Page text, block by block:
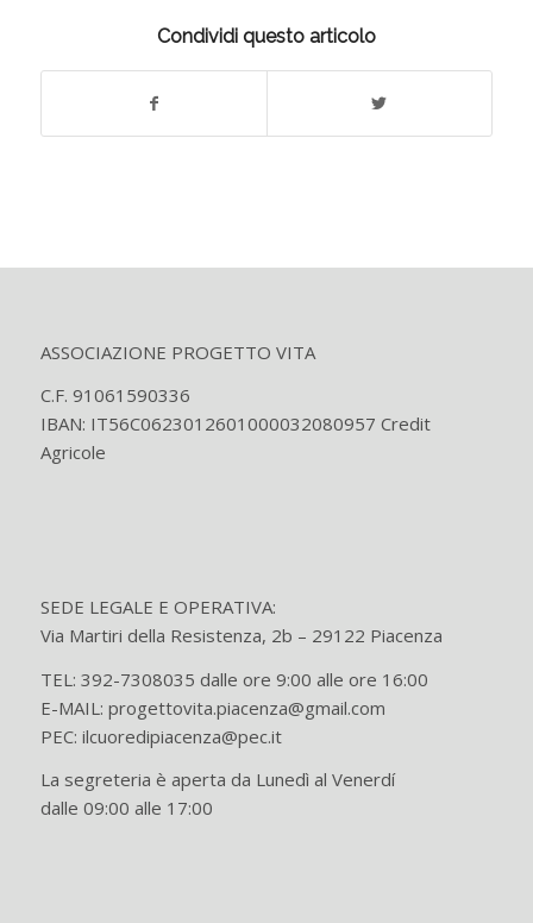
Condividi questo articolo
ASSOCIAZIONE PROGETTO VITA
C.F. 91061590336
IBAN: IT56C0623012601000032080957 Credit
Agricole
SEDE LEGALE E OPERATIVA:
Via Martiri della Resistenza, 2b – 29122 Piacenza
TEL: 392-7308035 dalle ore 9:00 alle ore 16:00
E-MAIL: progettovita.piacenza@gmail.com
PEC: ilcuoredipiacenza@pec.it
La segreteria è aperta da Lunedì al Venerdí
dalle 09:00 alle 17:00